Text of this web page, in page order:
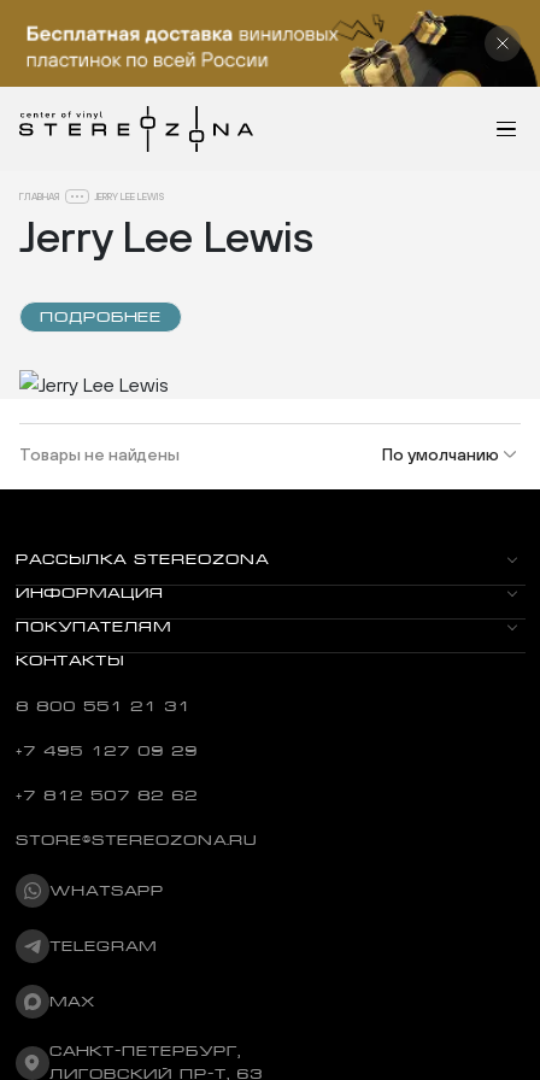
ГЛАВНАЯ JERRY LEE LEWIS
Jerry Lee Lewis
ПОДРОБНЕЕ
Товары не найдены По умолчанию
РАССЫЛКА STEREOZONA
ИНФОРМАЦИЯ
ПОКУПАТЕЛЯМ
КОНТАКТЫ
8 800 551 21 31
+7 495 127 09 29
+7 812 507 82 62
STORE@STEREOZONA.RU
WHATSAPP
TELEGRAM
MAX
САНКТ-ПЕТЕРБУРГ,
ЛИГОВСКИЙ ПР-Т, 63